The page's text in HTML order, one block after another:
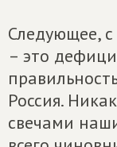
Следующее,
– это
Россия.
свечами